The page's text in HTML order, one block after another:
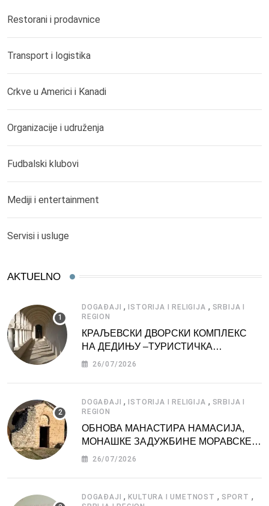
Restorani i prodavnice
Transport i logistika
Crkve u Americi i Kanadi
Organizacije i udruženja
Fudbalski klubovi
Mediji i entertainment
Servisi i usluge
AKTUELNO
DOGAĐAJI ,ISTORIJA I RELIGIJA , SRBIJA I
REGION
КРАЉЕВСКИ ДВОРСКИ КОМПЛЕКС
НА ДЕДИЊУ –ТУРИСТИЧКА
АТРАКЦИЈА
26/07/2026
DOGAĐAJI ,ISTORIJA I RELIGIJA , SRBIJA I
REGION
ОБНОВА МАНАСТИРА НАМАСИЈА,
МОНАШКЕ ЗАДУЖБИНЕ МОРАВСКЕ
СРБИЈЕ
26/07/2026
DOGAĐAJI ,KULTURA I UMETNOST , SPORT ,